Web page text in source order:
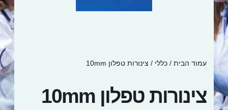
עמוד הבית / כללי / צינורות טפלון 10mm
צינורות טפלון 10mm